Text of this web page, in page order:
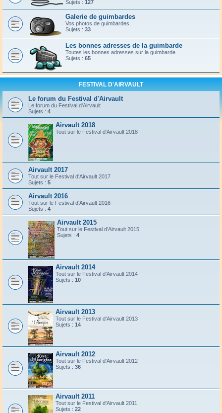
Sujets : 127
Galerie de guimbardes
Vos photos de guimbardes.
Sujets : 33
Les bonnes adresses de la guimbarde
Toutes les bonnes adresses sur la guimbarde
Sujets : 65
FESTIVAL D'AIRVAULT
Le forum du Festival d'Airvault
Le forum du Festival d'Airvault
Sujets : 4
Airvault 2018
Tout sur le Festival d'Airvault 2018
Airvault 2017
Tout sur le Festival d'Airvault 2017
Sujets : 5
Airvault 2016
Tout sur le Festival d'Airvault 2016
Sujets : 4
Airvault 2015
Tout sur le Festival d'Airvault 2015
Sujets : 4
Airvault 2014
Tout sur le Festival d'Airvault 2014
Sujets : 10
Airvault 2013
Tout sur le Festival d'Airvault 2013
Sujets : 14
Airvault 2012
Tout sur le Festival d'Airvault 2012
Sujets : 36
Airvault 2011
Tout sur le Festival d'Airvault 2011
Sujets : 22